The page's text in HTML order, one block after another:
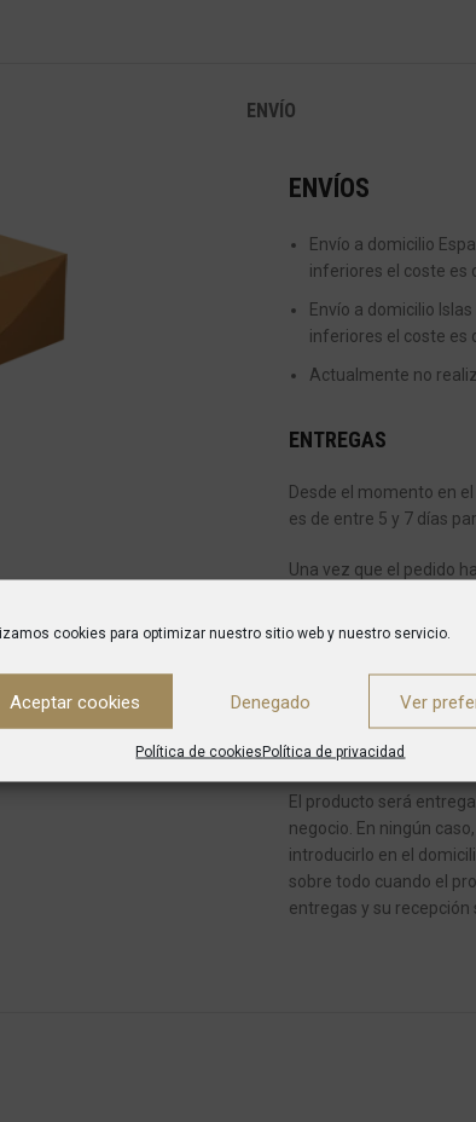
cookies para optimizar nuestro sitio web y nuestro servicio.
Aceptar cookies Denegado Ver
Política de cookiesPolítica de privacidad
ENVÍO
ENVÍOS
Envío a domicilio
inferiores el coste es
Envío a domicilio
inferiores el coste es
Actualmente no
ENTREGAS
Desde el momento en
es de entre 5 y 7 días
Una vez que el pedido
confirmación del
encargará de entregarte
Si en el momento de la
de transportes dejará
En caso de pedidos con
El producto será
negocio. En ningún
introducirlo en el
sobre todo cuando el
entregas y su